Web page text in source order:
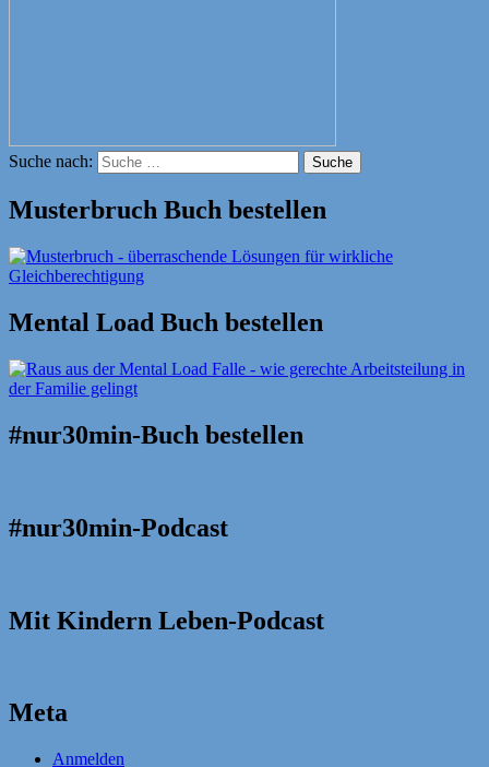
Suche nach: Suche
Musterbruch Buch bestellen
Mental Load Buch bestellen
#nur30min-Buch bestellen
#nur30min-Podcast
Mit Kindern Leben-Podcast
Meta
Anmelden